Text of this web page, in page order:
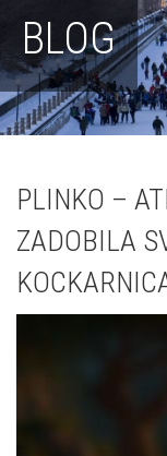
BLOG
PLINKO –
ZADOBILA